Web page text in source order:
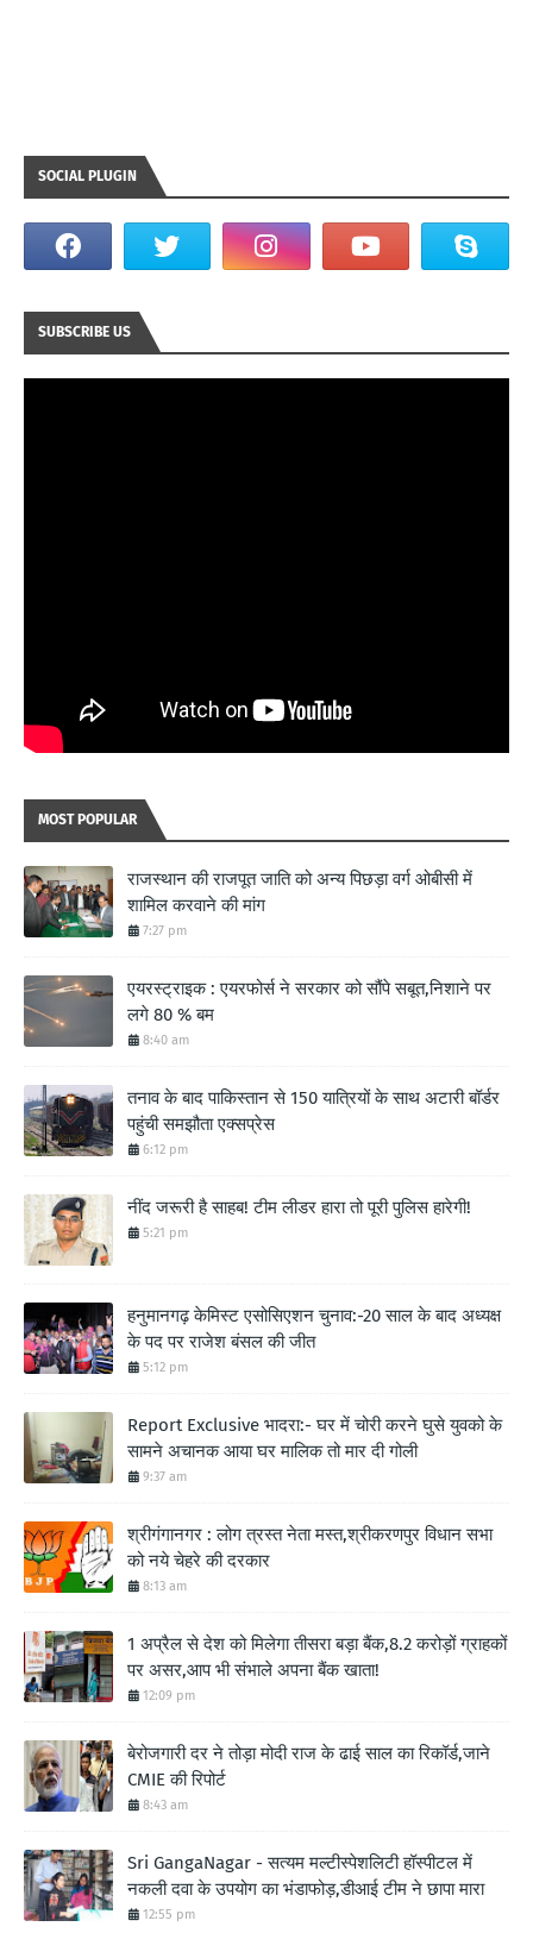
SOCIAL PLUGIN
SUBSCRIBE US
MOST POPULAR
राजस्थान की राजपूत जाति को अन्य पिछड़ा वर्ग ओबीसी में
शामिल करवाने की मांग
7:27 pm
एयरस्ट्राइक : एयरफोर्स ने सरकार को सौंपे सबूत,निशाने पर
लगे 80 % बम
8:40 am
तनाव के बाद पाकिस्तान से 150 यात्रियों के साथ अटारी बॉर्डर
पहुंची समझौता एक्सप्रेस
6:12 pm
नींद जरूरी है साहब! टीम लीडर हारा तो पूरी पुलिस हारेगी!
5:21 pm
हनुमानगढ़ केमिस्ट एसोसिएशन चुनाव:-20 साल के बाद अध्यक्ष
के पद पर राजेश बंसल की जीत
5:12 pm
Report Exclusive भादरा:- घर में चोरी करने घुसे युवको के
सामने अचानक आया घर मालिक तो मार दी गोली
9:37 am
श्रीगंगानगर : लोग त्रस्त नेता मस्त,श्रीकरणपुर विधान सभा
को नये चेहरे की दरकार
8:13 am
1 अप्रैल से देश को मिलेगा तीसरा बड़ा बैंक,8.2 करोड़ों ग्राहकों
पर असर,आप भी संभाले अपना बैंक खाता!
12:09 pm
बेरोजगारी दर ने तोड़ा मोदी राज के ढाई साल का रिकॉर्ड,जाने
CMIE की रिपोर्ट
8:43 am
Sri GangaNagar - सत्यम मल्टीस्पेशलिटी हॉस्पीटल में
नकली दवा के उपयोग का भंडाफोड़,डीआई टीम ने छापा मारा
12:55 pm